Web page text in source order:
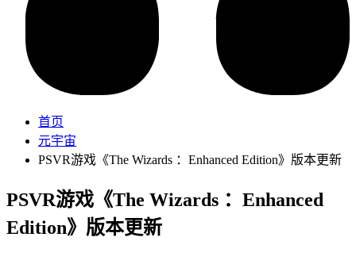
首页
元宇宙
PSVR游戏《The Wizards ：Enhanced Edition》版本更新
PSVR游戏《The Wizards ：Enhanced
Edition》版本更新